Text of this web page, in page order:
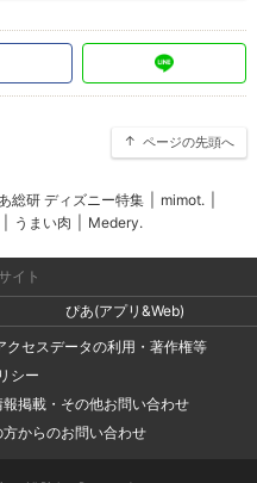
ページの先頭へ
総研 ディズニー特集 mimot.
うまい肉 Medery.
イト
ぴあ(アプリ&Web)
クセスデータの利用・著作権等
シー
掲載・その他お問い合わせ
からのお問い合わせ